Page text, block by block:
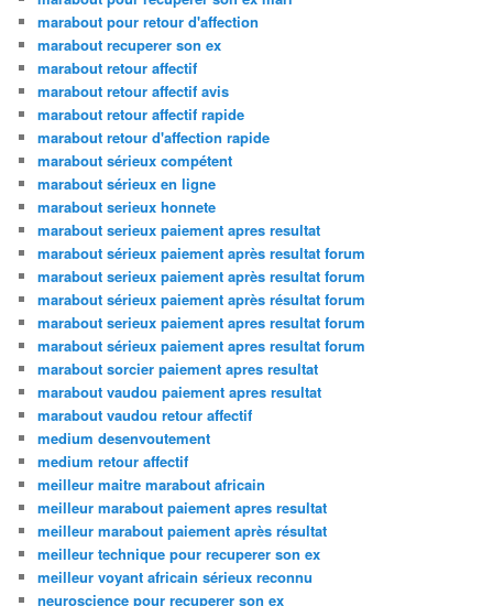
marabout pour retour d'affection
marabout recuperer son ex
marabout retour affectif
marabout retour affectif avis
marabout retour affectif rapide
marabout retour d'affection rapide
marabout sérieux compétent
marabout sérieux en ligne
marabout serieux honnete
marabout serieux paiement apres resultat
marabout sérieux paiement après resultat forum
marabout serieux paiement après resultat forum
marabout sérieux paiement après résultat forum
marabout serieux paiement apres resultat forum
marabout sérieux paiement apres resultat forum
marabout sorcier paiement apres resultat
marabout vaudou paiement apres resultat
marabout vaudou retour affectif
medium desenvoutement
medium retour affectif
meilleur maitre marabout africain
meilleur marabout paiement apres resultat
meilleur marabout paiement après résultat
meilleur technique pour recuperer son ex
meilleur voyant africain sérieux reconnu
neuroscience pour recuperer son ex